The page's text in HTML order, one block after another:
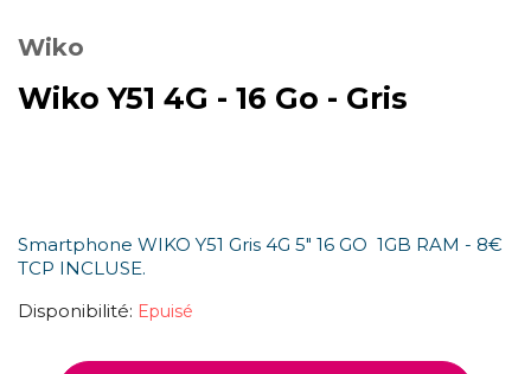
Wiko
Wiko Y51 4G - 16 Go - Gris
Smartphone WIKO Y51 Gris 4G 5" 16 GO 1GB RAM - 8€
TCP INCLUSE.
Disponibilité: Epuisé